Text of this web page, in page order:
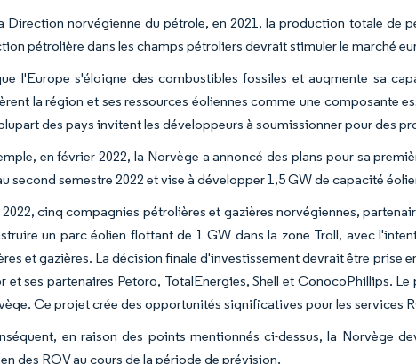
Direction norvégienne du pétrole, en 2021, la production totale de
pétrolière dans les champs pétroliers devrait stimuler le marché
l'Europe s'éloigne des combustibles fossiles et augmente sa
la région et ses ressources éoliennes comme une composante
des pays invitent les développeurs à soumissionner pour des
en février 2022, la Norvège a annoncé des plans pour sa
second semestre 2022 et vise à développer 1,5 GW de capacité
2022, cinq compagnies pétrolières et gazières norvégiennes,
un parc éolien flottant de 1 GW dans la zone Troll, avec
et gazières. La décision finale d'investissement devrait être prise
et ses partenaires Petoro, TotalEnergies, Shell et ConocoPhillips.
Ce projet crée des opportunités significatives pour les services
en raison des points mentionnés ci-dessus, la Norvège
des ROV au cours de la période de prévision.